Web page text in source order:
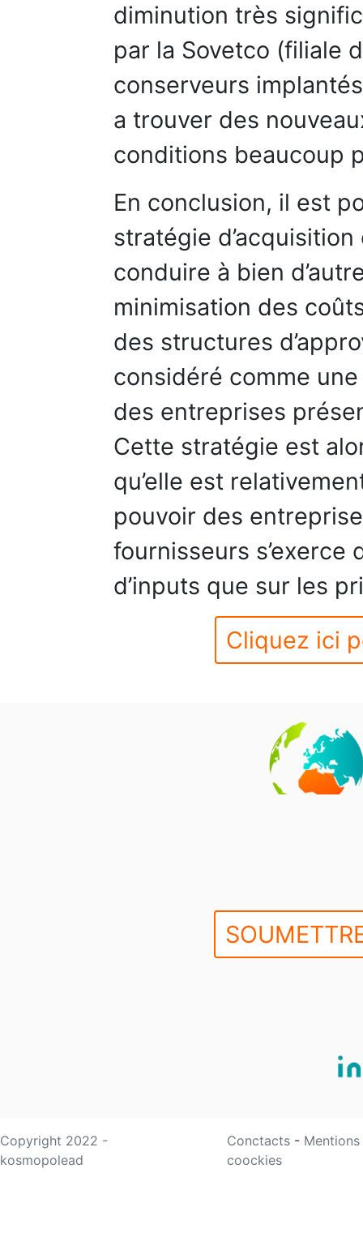
diminution très
par la Sovetco (filiale
conserveurs
a trouver des
conditions beaucoup
En conclusion, il est
stratégie
conduire à bien
minimisation des
des structures
considéré comme
des entreprises
Cette stratégie est
qu’elle est
pouvoir des
fournisseurs s’exerce
d’inputs que sur les
Cliquez ici
Copyright 2022 -
kosmopolead
Conctacts -
coockies